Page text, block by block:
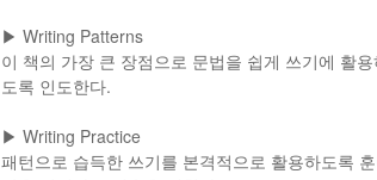
▶ Writing Patterns
이 책의 가장 큰 장점으로 문법을 쉽게 쓰기에 활
도록 인도한다.
▶ Writing Practice
패턴으로 습득한 쓰기를 본격적으로 활용하도록